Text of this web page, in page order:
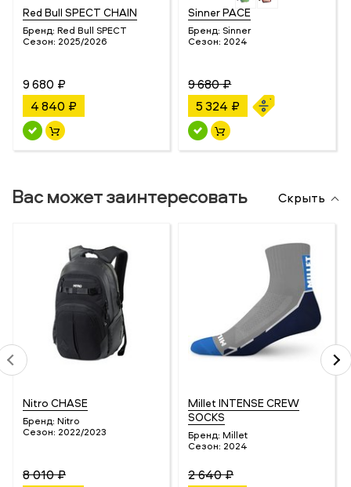
Red Bull SPECT CHAIN
Бренд: Red Bull SPECT
Сезон: 2025/2026
9 680 ₽
4 840 ₽
Sinner PACE
Бренд: Sinner
Сезон: 2024
9 680 ₽
5 324 ₽
Вас может заинтересовать Скрыть
Nitro CHASE
Бренд: Nitro
Сезон: 2022/2023
8 010 ₽
Millet INTENSE CREW
SOCKS
Бренд: Millet
Сезон: 2024
2 640 ₽